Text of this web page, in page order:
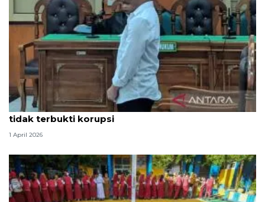
Hakim PN Medan vonis bebas Amsal Sitepu karena
tidak terbukti korupsi
1 April 2026